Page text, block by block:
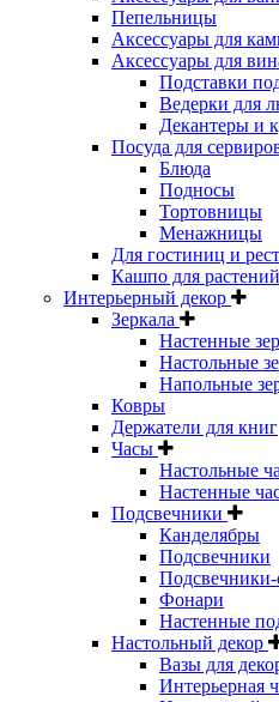
Пепельницы
Аксессуары для
Аксессуары для
Подставки
Ведерки для
Декантеры и
Посуда для
Блюда
Подносы
Тортовницы
Менажницы
Для гостиниц и
Кашпо для растений
Интерьерный декор
Зеркала
Настенные
Настольные
Напольные
Ковры
Держатели для книг
Часы
Настольные
Настенные
Подсвечники
Канделябры
Подсвечники
Подсвечники-
Фонари
Настенные
Настольный декор
Вазы для
Интерьерная